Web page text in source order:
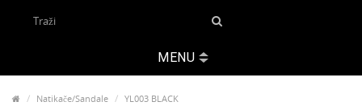
MENU
Natikače/Sandale YL003 BLACK